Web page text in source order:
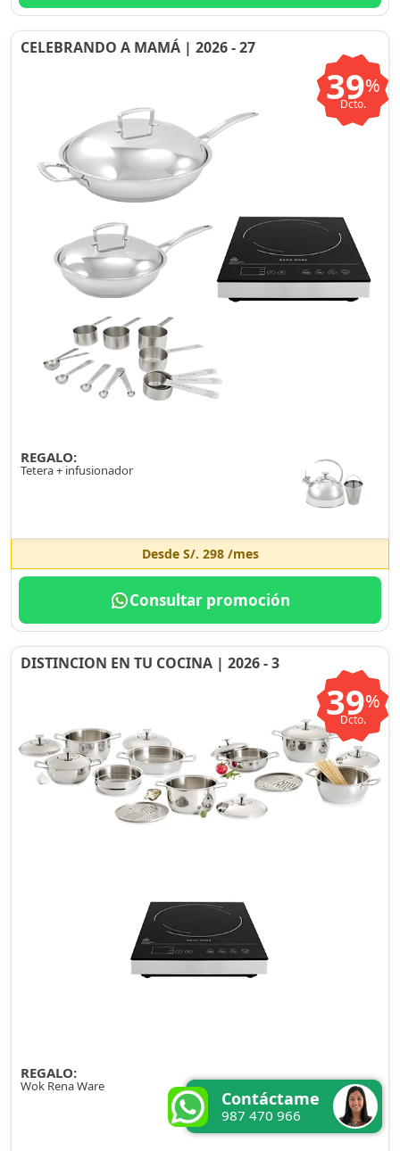
CELEBRANDO A MAMÁ | 2026 - 27
39%
Dcto.
REGALO:
Tetera + infusionador
Desde S/. 298/mes
Consultar promoción
DISTINCION EN TU COCINA | 2026 - 3
39%
Dcto.
REGALO:
Wok Rena Ware
Contáctame
987 470 966